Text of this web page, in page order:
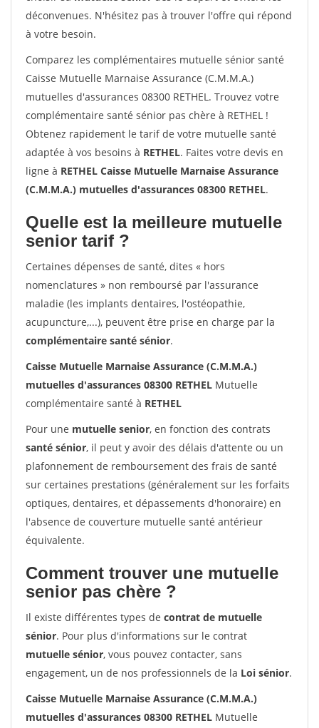
déconvenues. N'hésitez pas à trouver l'offre qui répond
à votre besoin.
Comparez les complémentaires mutuelle sénior santé
Caisse Mutuelle Marnaise Assurance (C.M.M.A.)
mutuelles d'assurances 08300 RETHEL. Trouvez votre
complémentaire santé sénior pas chère à RETHEL !
Obtenez rapidement le tarif de votre mutuelle santé
adaptée à vos besoins à RETHEL. Faites votre devis en
ligne à RETHEL Caisse Mutuelle Marnaise Assurance
(C.M.M.A.) mutuelles d'assurances 08300 RETHEL.
Quelle est la meilleure mutuelle
senior tarif ?
Certaines dépenses de santé, dites « hors
nomenclatures » non remboursé par l'assurance
maladie (les implants dentaires, l'ostéopathie,
acupuncture,...), peuvent être prise en charge par la
complémentaire santé sénior.
Caisse Mutuelle Marnaise Assurance (C.M.M.A.)
mutuelles d'assurances 08300 RETHEL Mutuelle
complémentaire santé à RETHEL
Pour une mutuelle senior, en fonction des contrats
santé sénior, il peut y avoir des délais d'attente ou un
plafonnement de remboursement des frais de santé
sur certaines prestations (généralement sur les forfaits
optiques, dentaires, et dépassements d'honoraire) en
l'absence de couverture mutuelle santé antérieur
équivalente.
Comment trouver une mutuelle
senior pas chère ?
Il existe différentes types de contrat de mutuelle
sénior. Pour plus d'informations sur le contrat
mutuelle sénior, vous pouvez contacter, sans
engagement, un de nos professionnels de la Loi sénior.
Caisse Mutuelle Marnaise Assurance (C.M.M.A.)
mutuelles d'assurances 08300 RETHEL Mutuelle